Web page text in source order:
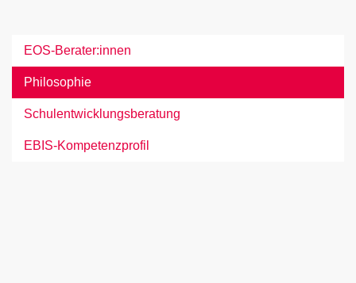
EOS-Berater:innen
Philosophie
Schulentwicklungsberatung
EBIS-Kompetenzprofil